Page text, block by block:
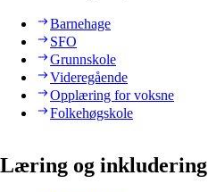
Barnehage
SFO
Grunnskole
Videregående
Opplæring for voksne
Folkehøgskole
Læring og inkludering